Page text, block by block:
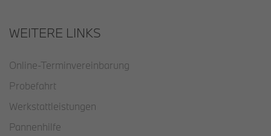
WEITERE LINKS
Online-Terminvereinbarung
Probefahrt
Werkstattleistungen
Pannenhilfe